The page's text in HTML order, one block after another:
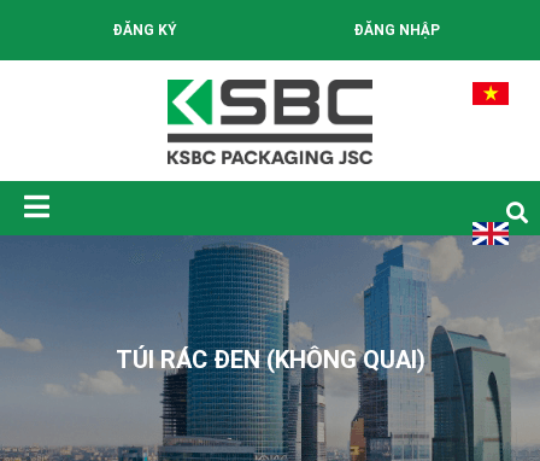
ĐĂNG KÝ ĐĂNG NHẬP
TÚI RÁC ĐEN (KHÔNG QUAI)